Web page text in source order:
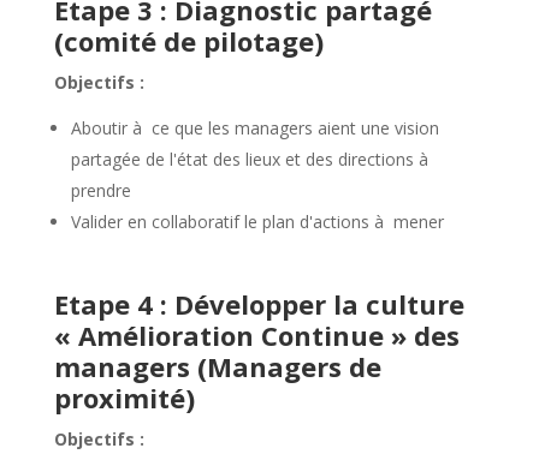
Etape 3 : Diagnostic partagé
(comité de pilotage)
Objectifs :
Aboutir à ce que les managers aient une vision
partagée de l'état des lieux et des directions à
prendre
Valider en collaboratif le plan d'actions à mener
Etape 4 : Développer la culture
« Amélioration Continue » des
managers (Managers de
proximité)
Objectifs :